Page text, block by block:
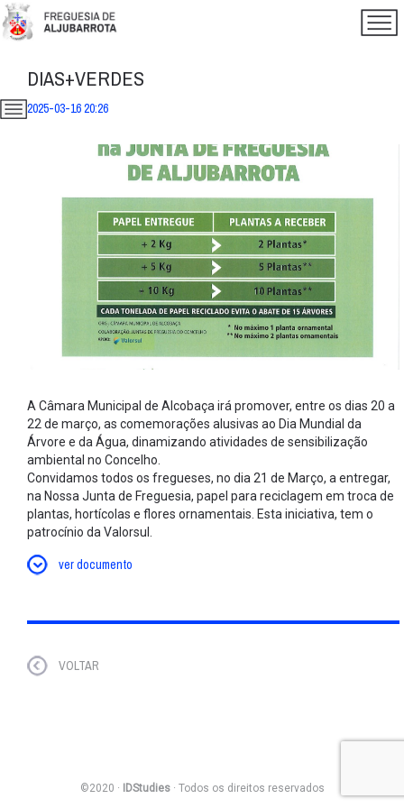
DIAS+VERDES
2025-03-16 20:26
A Câmara Municipal de Alcobaça irá promover, entre os dias 20 a
22 de março, as comemorações alusivas ao Dia Mundial da
Árvore e da Água, dinamizando atividades de sensibilização
ambiental no Concelho.
Convidamos todos os fregueses, no dia 21 de Março, a entregar,
na Nossa Junta de Freguesia, papel para reciclagem em troca de
plantas, hortícolas e flores ornamentais. Esta iniciativa, tem o
patrocínio da Valorsul.
ver documento
VOLTAR
©2020 · IDStudies· Todos os direitos reservados